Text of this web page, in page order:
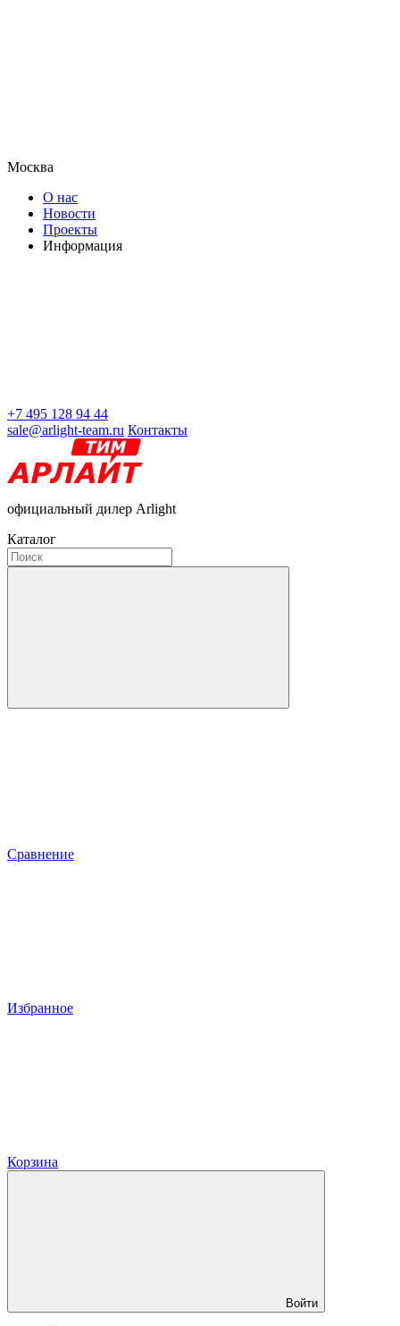
Москва
О нас
Новости
Проекты
Информация
+7 495 128 94 44
sale@arlight-team.ru Контакты
официальный дилер Arlight
Каталог
Сравнение
Избранное
Корзина
Войти